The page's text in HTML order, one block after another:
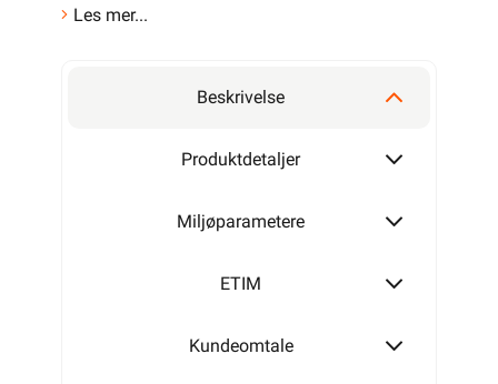
Les mer...
Beskrivelse
Produktdetaljer
Miljøparametere
ETIM
Kundeomtale